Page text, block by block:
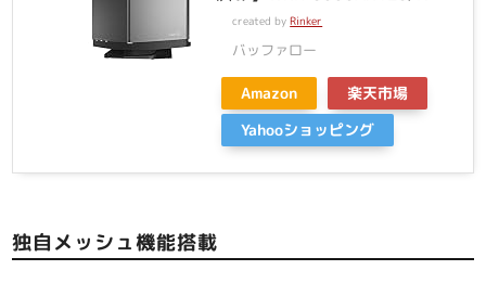
created byRinker
バッファロー
Amazon
楽天市場
Yahooショッピング
独自メッシュ機能搭載